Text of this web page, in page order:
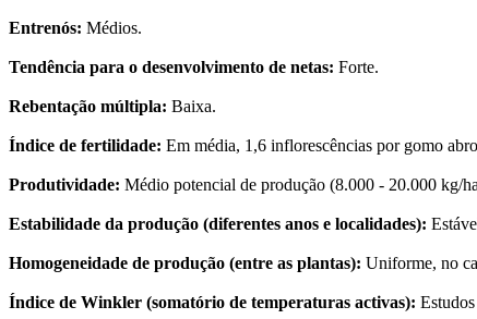
Entrenós: Médios.
Tendência para o desenvolvimento de netas: Forte.
Rebentação múltipla: Baixa.
Índice de fertilidade: Em média, 1,6 inflorescências por gomo
Produtividade: Médio potencial de produção (8.000 - 20.000 kg/
Estabilidade da produção (diferentes anos e localidades):
Homogeneidade de produção (entre as plantas): Uniforme, no
Índice de Winkler (somatório de temperaturas activas):